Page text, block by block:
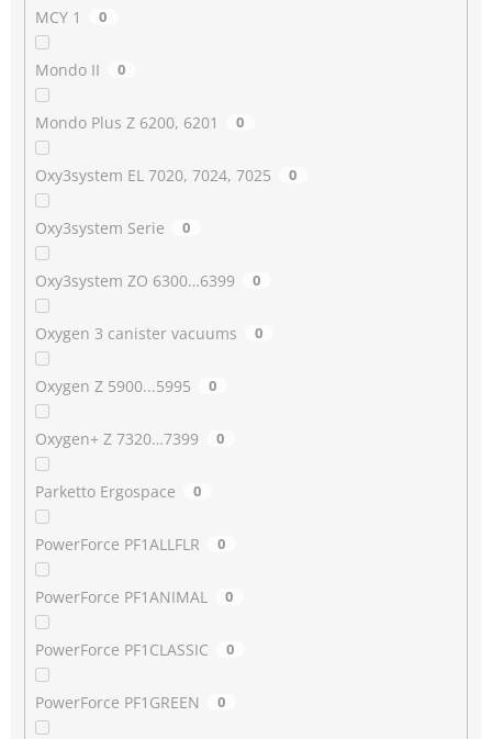
MCY 1 0
Mondo II 0
Mondo Plus Z 6200, 6201 0
Oxy3system EL 7020, 7024, 7025 0
Oxy3system Serie 0
Oxy3system ZO 6300…6399 0
Oxygen 3 canister vacuums 0
Oxygen Z 5900...5995 0
Oxygen+ Z 7320…7399 0
Parketto Ergospace 0
PowerForce PF1ALLFLR 0
PowerForce PF1ANIMAL 0
PowerForce PF1CLASSIC 0
PowerForce PF1GREEN 0